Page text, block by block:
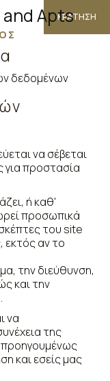
and AptsΚΡΆΤΗΣΗ
δεδομένων
να σέβεται
για προστασία
ή καθ'
προσωπικά
του site
εκτός αν το
την διεύθυνση,
και την
να
της
προηγουμένως
και εσείς μας